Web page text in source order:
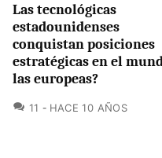
Las tecnológicas
estadounidenses
conquistan posiciones
estratégicas en el
las europeas?
11 COMENTARIOS
HACE 10 AÑOS